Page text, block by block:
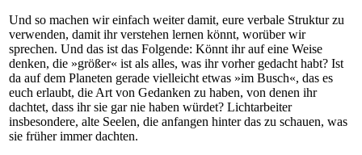
Und so machen wir einfach weiter damit, eure verbale Struktur zu
verwenden, damit ihr verstehen lernen könnt, worüber wir
sprechen. Und das ist das Folgende: Könnt ihr auf eine Weise
denken, die »größer« ist als alles, was ihr vorher gedacht habt? Ist
da auf dem Planeten gerade vielleicht etwas »im Busch«, das es
euch erlaubt, die Art von Gedanken zu haben, von denen ihr
dachtet, dass ihr sie gar nie haben würdet? Lichtarbeiter
insbesondere, alte Seelen, die anfangen hinter das zu schauen, was
sie früher immer dachten.